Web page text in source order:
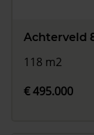
Achterveld
118 m2
€ 495.000